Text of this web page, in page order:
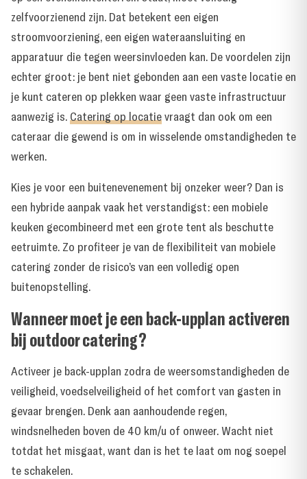
zelfvoorzienend zijn. Dat betekent een eigen
stroomvoorziening, een eigen wateraansluiting en
apparatuur die tegen weersinvloeden kan. De voordelen zijn
echter groot: je bent niet gebonden aan een vaste locatie en
je kunt cateren op plekken waar geen vaste infrastructuur
aanwezig is.Catering op locatievraagt dan ook om een
cateraar die gewend is om in wisselende omstandigheden te
werken.
Kies je voor een buitenevenement bij onzeker weer? Dan is
een hybride aanpak vaak het verstandigst: een mobiele
keuken gecombineerd met een grote tent als beschutte
eetruimte. Zo profiteer je van de flexibiliteit van mobiele
catering zonder de risico’s van een volledig open
buitenopstelling.
Wanneer moet je een back-upplan activeren
bij outdoor catering?
Activeer je back-upplan zodra de weersomstandigheden de
veiligheid, voedselveiligheid of het comfort van gasten in
gevaar brengen. Denk aan aanhoudende regen,
windsnelheden boven de 40 km/u of onweer. Wacht niet
totdat het misgaat, want dan is het te laat om nog soepel
te schakelen.